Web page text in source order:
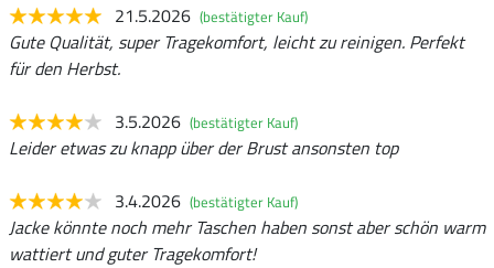
21.5.2026 (bestätigter Kauf)
Gute Qualität, super Tragekomfort, leicht zu reinigen. Perfekt
für den Herbst.
3.5.2026 (bestätigter Kauf)
Leider etwas zu knapp über der Brust ansonsten top
3.4.2026 (bestätigter Kauf)
Jacke könnte noch mehr Taschen haben sonst aber schön warm
wattiert und guter Tragekomfort!